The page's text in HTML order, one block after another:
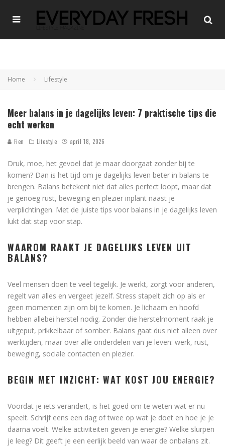
Home Lifestyle
Meer balans in je dagelijks leven: 7 praktische tips die
echt werken
Fien Lifestyle april 18, 2026
Druk, moe, het gevoel dat je maar doorgaat zonder bij te
komen? Dan is het tijd om je dagelijks leven beter in balans te
brengen. Balans betekent niet dat alles perfect loopt, maar dat
je genoeg rust, beweging en plezier inplant naast je
verplichtingen. Met de juiste tips voor balans in je dagelijks leven
lukt dat stap voor stap.
WAAROM RAAKT JE DAGELIJKS LEVEN UIT
BALANS?
Veel mensen doen te veel tegelijk. Je werkt, zorgt voor anderen,
regelt van alles en vergeet jezelf. Stress stapelt zich op als er
geen momenten zijn om bij te komen. Je lichaam en hoofd
hebben allebei herstel nodig. Zonder die herstelmoment raak je
uitgeput, prikkelbaar of somber. Balans gaat dus niet alleen over
werktijden, maar over alle onderdelen van je leven: werk, rust,
beweging, sociale contacten en plezier.
BEGIN MET INZICHT: WAT KOST JOU ENERGIE?
Voordat je iets verandert, is het goed om te weten wat er nu
speelt. Schrijf eens een dag of twee op wat je doet en hoe je je
daarna voelt. Welke activiteiten geven je energie? Welke slurpen
je leeg? Dit geeft je een eerlijk beeld van waar de onbalans zit.